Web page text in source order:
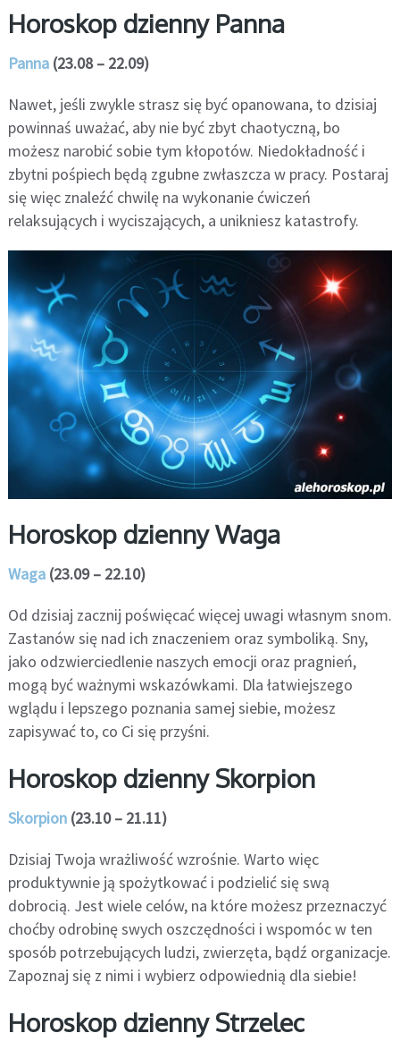
Horoskop dzienny Panna
Panna(23.08 – 22.09)
Nawet, jeśli zwykle strasz się być opanowana, to dzisiaj
powinnaś uważać, aby nie być zbyt chaotyczną, bo
możesz narobić sobie tym kłopotów. Niedokładność i
zbytni pośpiech będą zgubne zwłaszcza w pracy. Postaraj
się więc znaleźć chwilę na wykonanie ćwiczeń
relaksujących i wyciszających, a unikniesz katastrofy.
Horoskop dzienny Waga
Waga(23.09 – 22.10)
Od dzisiaj zacznij poświęcać więcej uwagi własnym snom.
Zastanów się nad ich znaczeniem oraz symboliką. Sny,
jako odzwierciedlenie naszych emocji oraz pragnień,
mogą być ważnymi wskazówkami. Dla łatwiejszego
wglądu i lepszego poznania samej siebie, możesz
zapisywać to, co Ci się przyśni.
Horoskop dzienny Skorpion
Skorpion(23.10 – 21.11)
Dzisiaj Twoja wrażliwość wzrośnie. Warto więc
produktywnie ją spożytkować i podzielić się swą
dobrocią. Jest wiele celów, na które możesz przeznaczyć
choćby odrobinę swych oszczędności i wspomóc w ten
sposób potrzebujących ludzi, zwierzęta, bądź organizacje.
Zapoznaj się z nimi i wybierz odpowiednią dla siebie!
Horoskop dzienny Strzelec